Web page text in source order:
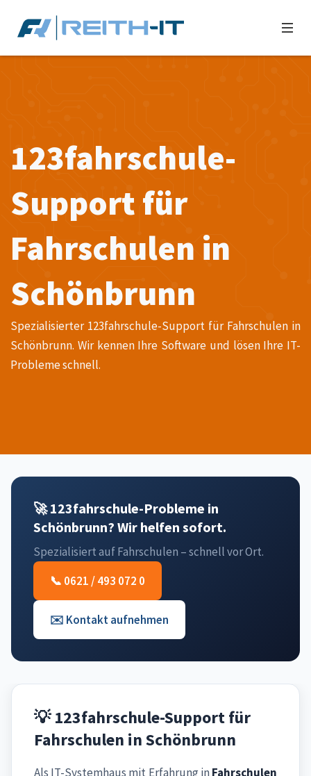
123fahrschule-
Support für
Fahrschulen in
Schönbrunn
Spezialisierter 123fahrschule-Support für Fahrschulen in
Schönbrunn. Wir kennen Ihre Software und lösen Ihre IT-
Probleme schnell.
🚀 123fahrschule-Probleme in
Schönbrunn? Wir helfen sofort.
Spezialisiert auf Fahrschulen – schnell vor Ort.
📞 0621 / 493 072 0
✉️ Kontakt aufnehmen
💡 123fahrschule-Support für
Fahrschulen in Schönbrunn
Als IT-Systemhaus mit Erfahrung in Fahrschulen